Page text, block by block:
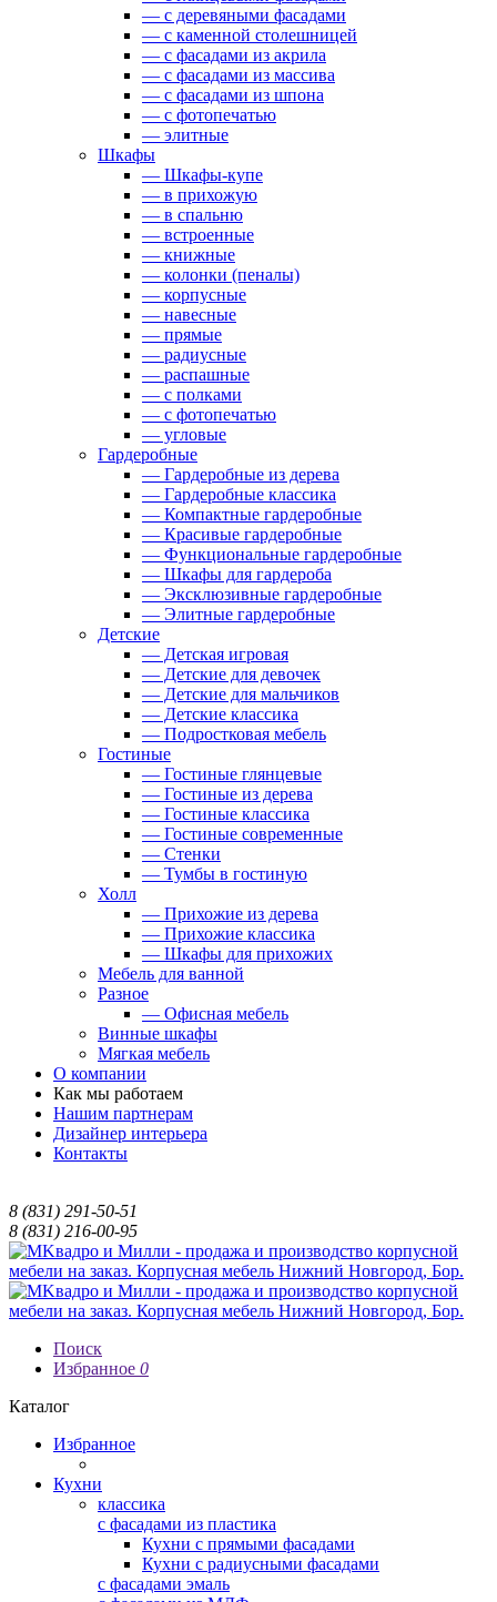
— с деревяными фасадами
— с каменной столешницей
— с фасадами из акрила
— с фасадами из массива
— с фасадами из шпона
— с фотопечатью
— элитные
Шкафы
— Шкафы-купе
— в прихожую
— в спальню
— встроенные
— книжные
— колонки (пеналы)
— корпусные
— навесные
— прямые
— радиусные
— распашные
— с полками
— с фотопечатью
— угловые
Гардеробные
— Гардеробные из дерева
— Гардеробные классика
— Компактные гардеробные
— Красивые гардеробные
— Функциональные гардеробные
— Шкафы для гардероба
— Эксклюзивные гардеробные
— Элитные гардеробные
Детские
— Детская игровая
— Детские для девочек
— Детские для мальчиков
— Детские классика
— Подростковая мебель
Гостиные
— Гостиные глянцевые
— Гостиные из дерева
— Гостиные классика
— Гостиные современные
— Стенки
— Тумбы в гостиную
Холл
— Прихожие из дерева
— Прихожие классика
— Шкафы для прихожих
Мебель для ванной
Разное
— Офисная мебель
Винные шкафы
Мягкая мебель
О компании
Как мы работаем
Нашим партнерам
Дизайнер интерьера
Контакты
8 (831) 291-50-51
8 (831) 216-00-95
Поиск
Избранное 0
Каталог
Избранное
Кухни
классика
с фасадами из пластика
Кухни с прямыми фасадами
Кухни с радиусными фасадами
с фасадами эмаль